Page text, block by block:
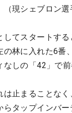
（現シェブロン
してスタートす
の林に入れた6番
なしの「42」で前
は止まることな
らタップインバ